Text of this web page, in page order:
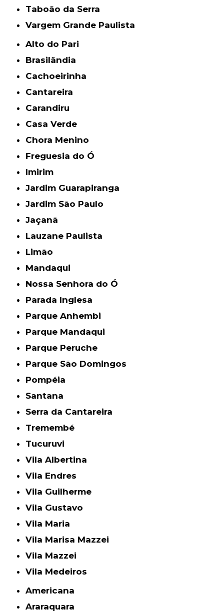
Taboão da Serra
Vargem Grande Paulista
Alto do Pari
Brasilândia
Cachoeirinha
Cantareira
Carandiru
Casa Verde
Chora Menino
Freguesia do Ó
Imirim
Jardim Guarapiranga
Jardim São Paulo
Jaçanã
Lauzane Paulista
Limão
Mandaqui
Nossa Senhora do Ó
Parada Inglesa
Parque Anhembi
Parque Mandaqui
Parque Peruche
Parque São Domingos
Pompéia
Santana
Serra da Cantareira
Tremembé
Tucuruvi
Vila Albertina
Vila Endres
Vila Guilherme
Vila Gustavo
Vila Maria
Vila Marisa Mazzei
Vila Mazzei
Vila Medeiros
Americana
Araraquara